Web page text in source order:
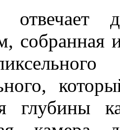
отвечает
собранная
глубины